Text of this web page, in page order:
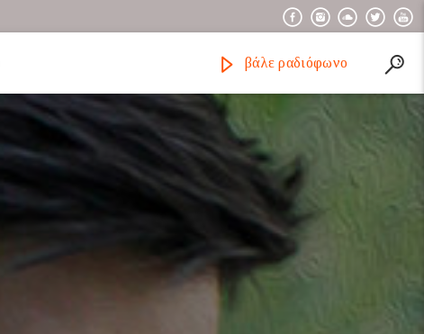
βάλε ραδιόφωνο